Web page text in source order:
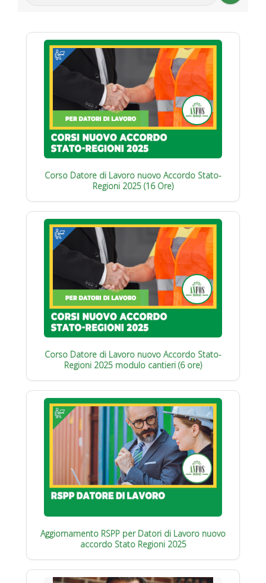
Corso Datore di Lavoro nuovo Accordo Stato-
Regioni 2025 (16 Ore)
Corso Datore di Lavoro nuovo Accordo Stato-
Regioni 2025 modulo cantieri (6 ore)
Aggiornamento RSPP per Datori di Lavoro nuovo
accordo Stato Regioni 2025